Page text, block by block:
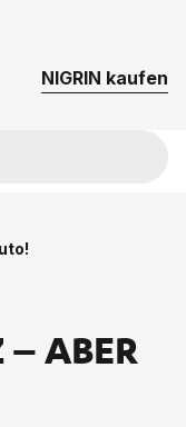
NIG­RIN kau­fen
– ABER